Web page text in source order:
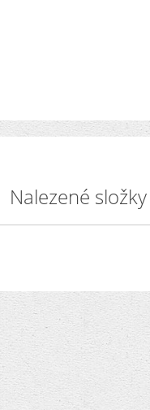
Nalezené složky